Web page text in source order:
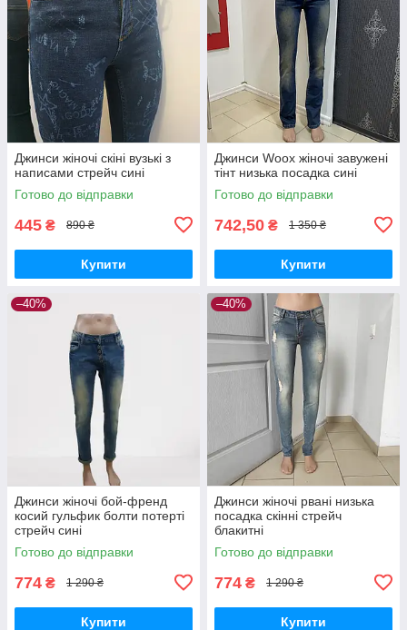
Джинси жіночі скіні вузькі з
написами стрейч сині
Готово до відправки
445 ₴ 890 ₴
Купити
Джинси Woox жіночі завужені
тінт низька посадка сині
Готово до відправки
742,50 ₴ 1 350 ₴
Купити
–40%
Джинси жіночі бой-френд
косий гульфик болти потерті
стрейч сині
Готово до відправки
774 ₴ 1 290 ₴
Купити
–40%
Джинси жіночі рвані низька
посадка скінні стрейч
блакитні
Готово до відправки
774 ₴ 1 290 ₴
Купити